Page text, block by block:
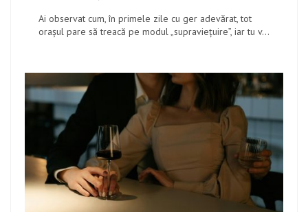
Ai observat cum, în primele zile cu ger adevărat, tot
orașul pare să treacă pe modul „supraviețuire”, iar tu v...